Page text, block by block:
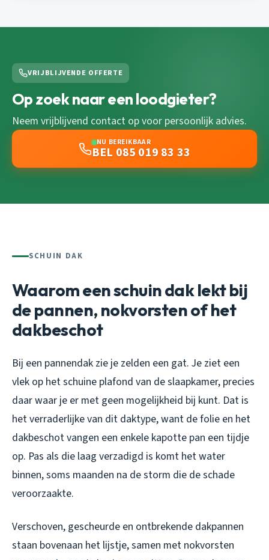
VRIJBLIJVENDE OFFERTE
Op zoek naar een loodgieter?
Neem vrijblijvend contact op voor persoonlijk advies.
NU BEREIKBAAR
BEL 085 019 83 33
SCHUIN DAK
Waarom een schuin dak lekt bij
de pannen, nokvorsten of het
dakbeschot
Bij een pannendak zie je zelden een gat. Je ziet een
vlek op het schuine plafond van de slaapkamer, precies
daar waar je er met geen mogelijkheid bij kunt. Dat is
het verraderlijke van dit daktype, want de folie en het
dakbeschot vangen een enkele kapotte pan een tijdje
op. Pas als die laag verzadigd is komt het water
binnen, soms maanden na de storm die de schade
veroorzaakte.
Verschoven, gescheurde en ontbrekende dakpannen
staan bovenaan het lijstje, samen met nokvorsten